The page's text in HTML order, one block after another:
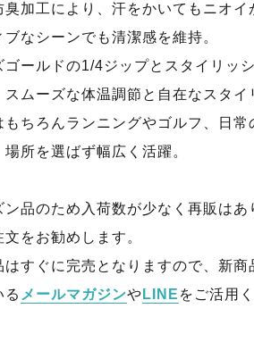
臭加工により、汗をかいてもニオイ
ブなシーンでも清潔感を維持。
ゴールドの1/4ジップとスタイリッ
スムーズな体温調節と自在なスタイ
もちろんランニングやゴルフ、日
場所を選ばず幅広く活躍。
品のため入荷数が少なく再販はあ
をお勧めします。
はすぐに完売となりますので、新商
る メールマガジンや LINE をご活用